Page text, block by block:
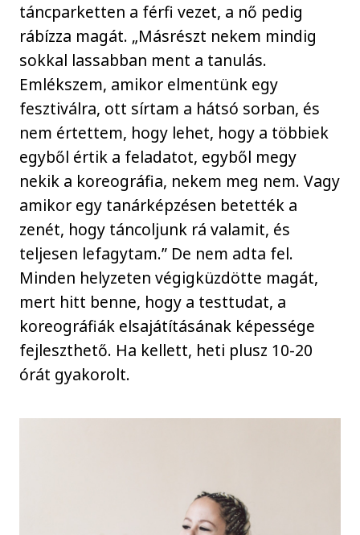
táncparketten a férfi vezet, a nő pedig
rábízza magát. „Másrészt nekem mindig
sokkal lassabban ment a tanulás.
Emlékszem, amikor elmentünk egy
fesztiválra, ott sírtam a hátsó sorban, és
nem értettem, hogy lehet, hogy a többiek
egyből értik a feladatot, egyből megy
nekik a koreográfia, nekem meg nem. Vagy
amikor egy tanárképzésen betették a
zenét, hogy táncoljunk rá valamit, és
teljesen lefagytam.” De nem adta fel.
Minden helyzeten végigküzdötte magát,
mert hitt benne, hogy a testtudat, a
koreográfiák elsajátításának képessége
fejleszthető. Ha kellett, heti plusz 10-20
órát gyakorolt.